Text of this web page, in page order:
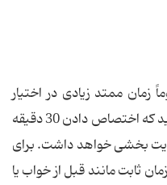
زمان ممتد زیادی در اختیار
داشته باشید. در حقیقت، خواهید دید که اختصاص دادن 30 دقیقه
بخشی خواهد داشت. برای
ثابت مانند قبل از خواب یا